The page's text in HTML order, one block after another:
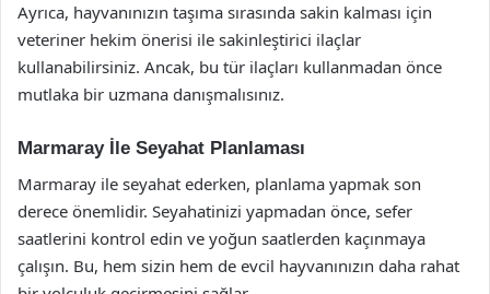
Ayrıca, hayvanınızın taşıma sırasında sakin kalması için
veteriner hekim önerisi ile sakinleştirici ilaçlar
kullanabilirsiniz. Ancak, bu tür ilaçları kullanmadan önce
mutlaka bir uzmana danışmalısınız.
Marmaray İle Seyahat Planlaması
Marmaray ile seyahat ederken, planlama yapmak son
derece önemlidir. Seyahatinizi yapmadan önce, sefer
saatlerini kontrol edin ve yoğun saatlerden kaçınmaya
çalışın. Bu, hem sizin hem de evcil hayvanınızın daha rahat